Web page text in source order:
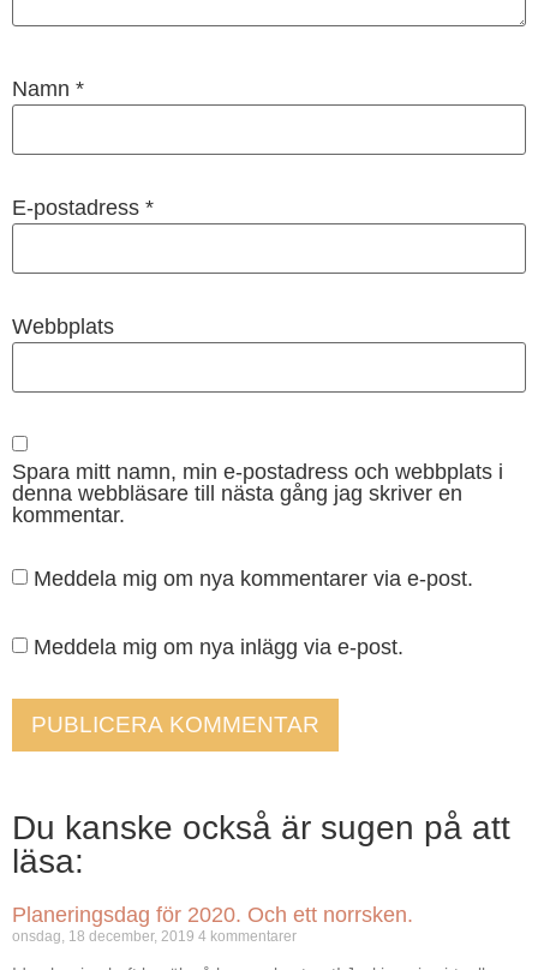
Namn *
E-postadress *
Webbplats
Spara mitt namn, min e-postadress och webbplats i
denna webbläsare till nästa gång jag skriver en
kommentar.
Meddela mig om nya kommentarer via e-post.
Meddela mig om nya inlägg via e-post.
Du kanske också är sugen på att
läsa:
Planeringsdag för 2020. Och ett norrsken.
onsdag, 18 december, 2019 4 kommentarer